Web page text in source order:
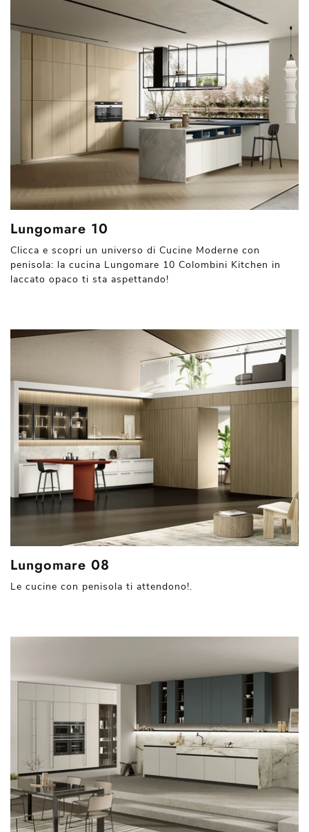
Lungomare 10
Clicca e scopri un universo di Cucine Moderne con
penisola: la cucina Lungomare 10 Colombini Kitchen in
laccato opaco ti sta aspettando!
Lungomare 08
Le cucine con penisola ti attendono!.